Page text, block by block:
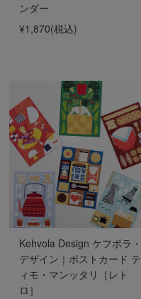
ンダー
¥1,870(税込)
Kehvola Design ケフボラ・
デザイン｜ポストカード テ
ィモ・マンッタリ［レト
ロ］